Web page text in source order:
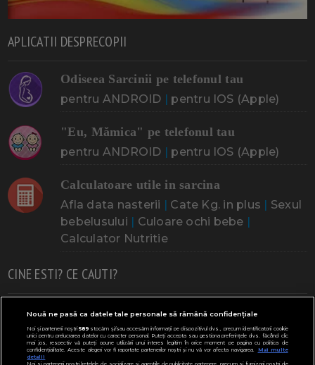
APLICATII DESPRECOPII
Odiseea Sarcinii pe telefonul tau
pentru ANDROID | pentru IOS (Apple)
"Eu, Mămica" pe telefonul tau
pentru ANDROID | pentru IOS (Apple)
Calculatoare utile in sarcina
Afla data nasterii | Cate Kg. in plus | Sexul
bebelusului | Culoare ochi bebe |
Calculator Nutritie
CINE ESTI? CE CAUTI?
Doresc un copil Adoptia Probleme cu sarcina
Urmeaza sa nasc Probleme alaptare Bebe plange
Bebe febra Cresa, Gradinta
Nouă ne pasă ca datele tale personale să rămână confidențiale
Noi și partenerii noștri589stocăm și/sau accesăm informații pe dispozitivul dvs., precum identificatorii cookie
unici pentru prelucrarea datelor cu caracter personal. Puteți accepta sau gestiona preferințele dvs. făcând clic
mai jos, respectiv vă puteți opune utilizării unui interes legitim în orice moment pe pagina cu politica de
confidențialitate. Aceste alegeri vor fi raportate partenerilor noștri și nu vă vor afecta navigarea.
Mai multe
detalii